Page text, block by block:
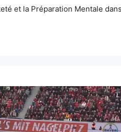
et la Préparation Mentale